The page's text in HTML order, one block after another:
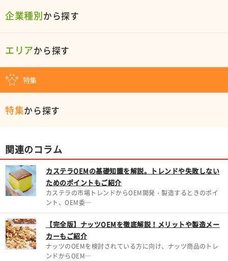
企業種別から探す
エリアから探す
特集
特集から探す
関連のコラム
カステラOEMの基礎知識を解説。トレンドや失敗しない
ためのポイントもご紹介
カステラの市場トレンドからOEM開発・製造するときのポイ
ント、OEM委…
【完全版】ナッツOEMを徹底解説！メリットや製造メー
カーもご紹介
ナッツのOEMを検討されている方に向け、ナッツ商品のトレ
ンドからOEM…